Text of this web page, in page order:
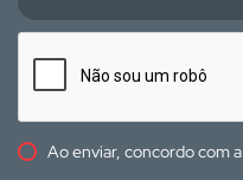
Ao enviar, concordo com a